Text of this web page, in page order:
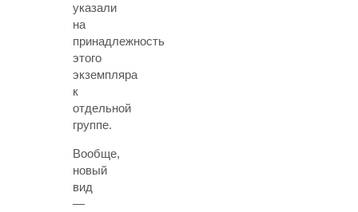
указали
на
принадлежность
этого
экземпляра
к
отдельной
группе.
Вообще,
новый
вид
—